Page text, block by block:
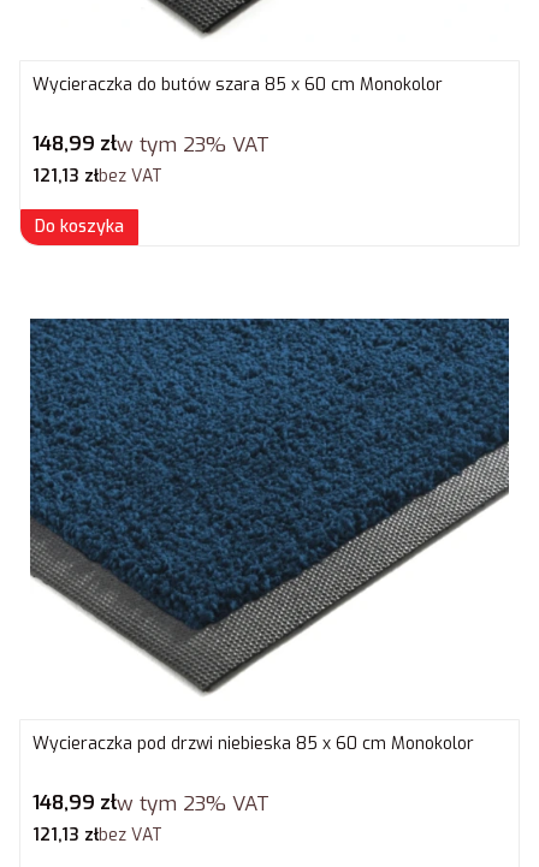
Wycieraczka do butów szara 85 x 60 cm Monokolor
Cena brutto
148,99 złw tym 23% VAT
Cena netto
121,13 złbez VAT
Do koszyka
Wycieraczka pod drzwi niebieska 85 x 60 cm Monokolor
Cena brutto
148,99 złw tym 23% VAT
Cena netto
121,13 złbez VAT